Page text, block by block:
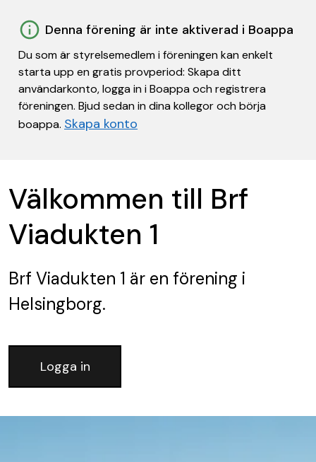
Denna förening är inte aktiverad i Boappa
Du som är styrelsemedlem i föreningen kan enkelt
starta upp en gratis provperiod: Skapa ditt
användarkonto, logga in i Boappa och registrera
föreningen. Bjud sedan in dina kollegor och börja
boappa. Skapa konto
Välkommen till Brf
Viadukten 1
Brf Viadukten 1 är en förening i
Helsingborg.
Logga in